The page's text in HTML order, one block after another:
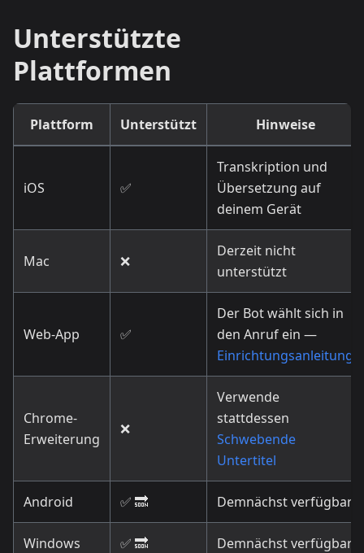
Unterstützte
Plattformen
Plattform Unterstützt Hinweise
iOS ✅
Transkription und
Übersetzung auf
deinem Gerät
Mac ❌
Derzeit nicht
unterstützt
Web-App ✅
Der Bot wählt sich in
den Anruf ein —
Einrichtungsanleitung
Chrome-
Erweiterung
❌
Verwende
stattdessen
Schwebende
Untertitel
Android ✅ 🔜 Demnächst verfügbar
Windows ✅ 🔜 Demnächst verfügbar